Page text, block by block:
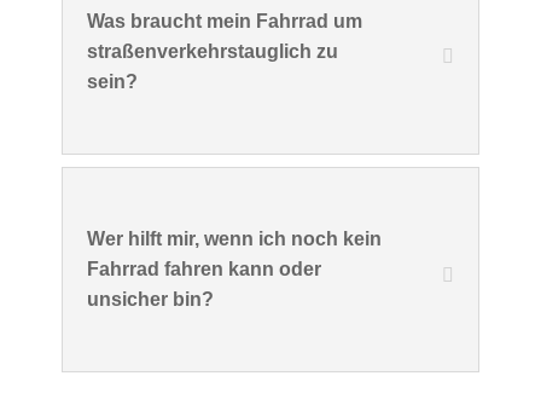
Was braucht mein Fahrrad um
straßenverkehrstauglich zu
sein?
Wer hilft mir, wenn ich noch kein
Fahrrad fahren kann oder
unsicher bin?